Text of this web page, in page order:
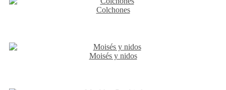
Colchones
Moisés y nidos